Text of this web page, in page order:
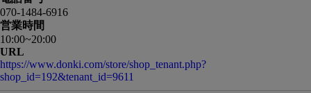
070-1484-6916
営業時間
10:00~20:00
URL
https://www.donki.com/store/shop_tenant.php?
shop_id=192&tenant_id=9611